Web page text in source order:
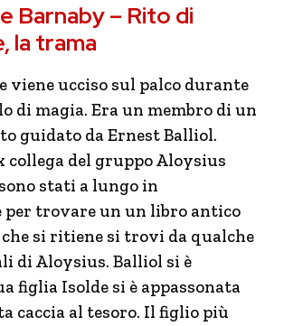
Barnaby – Rito di
la trama
viene ucciso sul palco durante
di magia. Era un membro di un
guidato da Ernest Balliol.
collega del gruppo Aloysius
stati a lungo in
per trovare un un libro antico
si ritiene si trovi da qualche
di Aloysius. Balliol si è
figlia Isolde si è appassonata
caccia al tesoro. Il figlio più